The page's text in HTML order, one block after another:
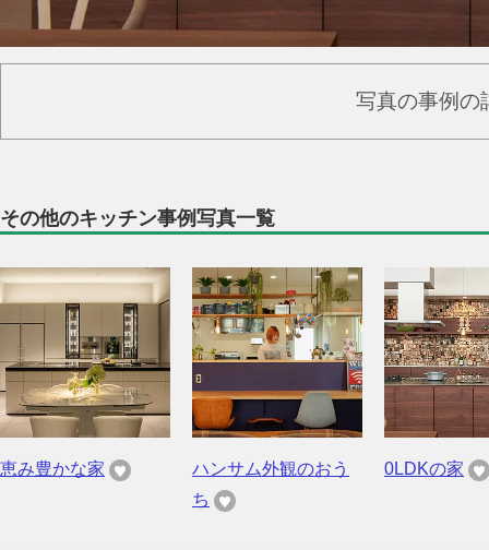
写真の事例の
その他のキッチン事例写真一覧
恵み豊かな家
ハンサム外観のおう
ち
0LDKの家